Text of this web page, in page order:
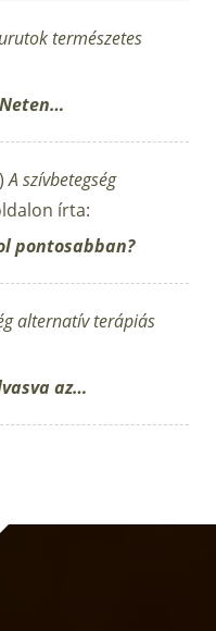
természetes
A szívbetegség
írta:
pontosabban?
alternatív terápiás
az…